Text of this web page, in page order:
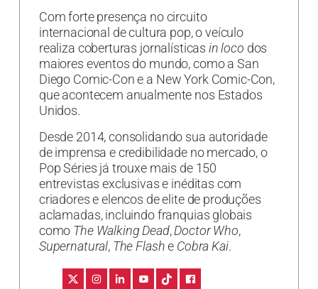
Com forte presença no circuito
internacional de cultura pop, o veículo
realiza coberturas jornalísticas in loco dos
maiores eventos do mundo, como a San
Diego Comic-Con e a New York Comic-Con,
que acontecem anualmente nos Estados
Unidos.
Desde 2014, consolidando sua autoridade
de imprensa e credibilidade no mercado, o
Pop Séries já trouxe mais de 150
entrevistas exclusivas e inéditas com
criadores e elencos de elite de produções
aclamadas, incluindo franquias globais
como The Walking Dead,Doctor Who,
Supernatural, The Flashe Cobra Kai.